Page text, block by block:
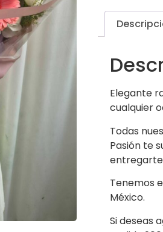
Elegante
cualquier
Todas
Pasión te
Tenemos
México.
Si deseas